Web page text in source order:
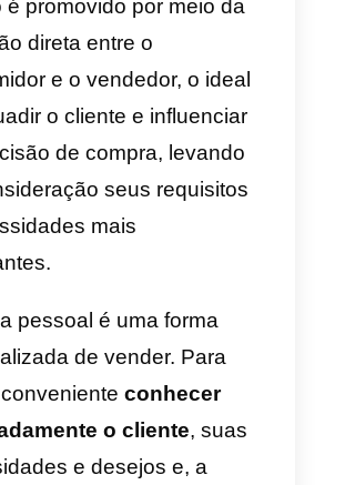
a pessoa.
se você está se
o
que é opersonal
e como ele pode ajudá-
suas vendas
artigo vamos explicar
é o personal selling?
sellingé uma